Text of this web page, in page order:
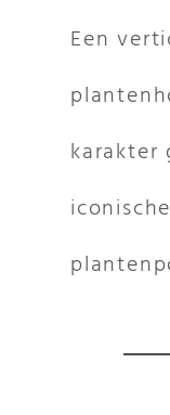
Een
karakter